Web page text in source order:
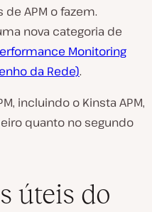
APM o fazem.
nova categoria de
Monitoring
da Rede).
incluindo o Kinsta APM,
quanto no segundo
úteis do